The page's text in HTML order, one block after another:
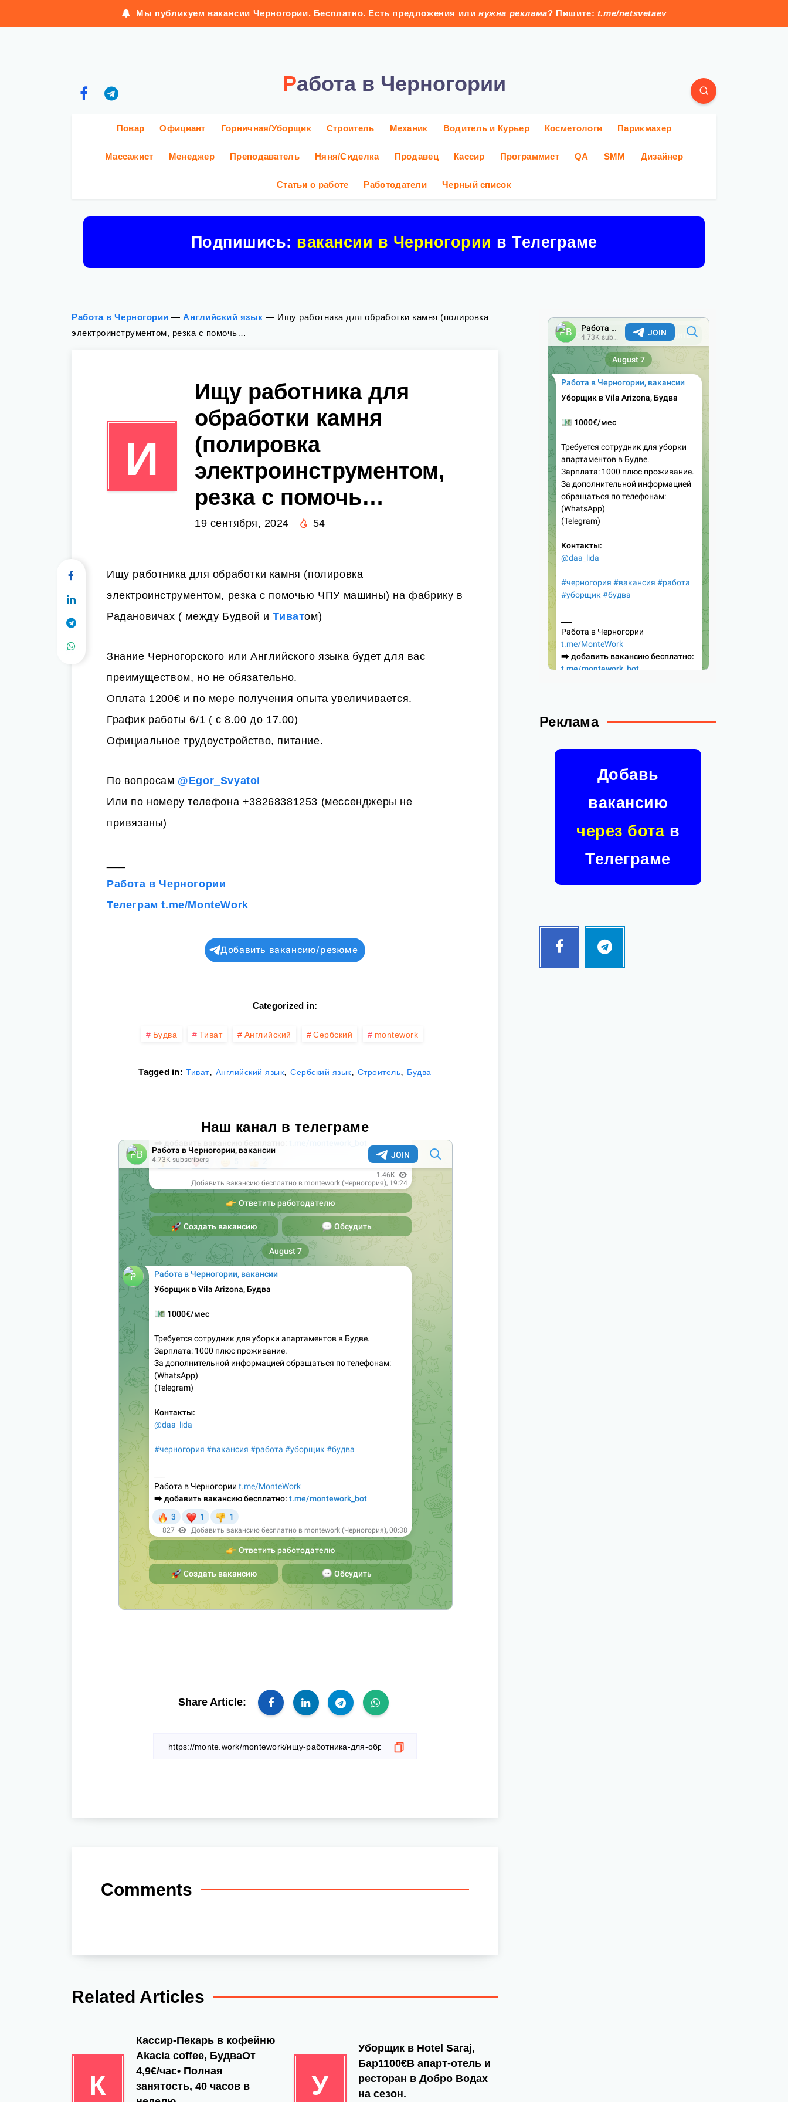
Мы публикуем вакансии Черногории. Бесплатно. Есть предложения или нужна реклама? Пишите: t.me/netsvetaev
Работа в Черногории
Повар Официант Горничная/Уборщик Строитель Механик Водитель и Курьер Косметологи Парикмахер
Массажист Менеджер Преподаватель Няня/Сиделка Продавец Кассир Программист QA SMM Дизайнер
Статьи о работе Работодатели Черный список
Подпишись: вакансии в Черногории в Телеграме
Работа в Черногории — Английский язык — Ищу работника для обработки камня (полировка
электроинструментом, резка с помочь…
И
Ищу работника для
обработки камня
(полировка
электроинструментом,
резка с помочь…
19 сентября, 2024 54
Ищу работника для обработки камня (полировка
электроинструментом, резка с помочью ЧПУ машины) на фабрику в
Радановичах ( между Будвой иТиватом)
Знание Черногорского или Английского языка будет для вас
преимуществом, но не обязательно.
Оплата 1200€ и по мере получения опыта увеличивается.
График работы 6/1 ( с 8.00 до 17.00)
Официальное трудоустройство, питание.
По вопросам @Egor_Svyatoi
Или по номеру телефона +38268381253 (мессенджеры не
привязаны)
Работа в Черногории
Телеграм t.me/MonteWork
Добавить вакансию/резюме
Categorized in:
Будва Тиват Английский Сербский montework
Tagged in: Тиват, Английский язык,Сербский язык, Строитель, Будва
Наш канал в телеграме
Share Article:
Comments
Related Articles
К
Кассир-Пекарь в кофейню
Akacia coffee, БудваОт
4,9€/час• Полная
занятость, 40 часов в
У
Уборщик в Hotel Saraj,
Бар1100€В апарт-отель и
ресторан в Добро Водах
на сезон.
Реклама
Добавь
вакансию
через ботав
Телеграме
Facebook
Follow
Telegram
Follow